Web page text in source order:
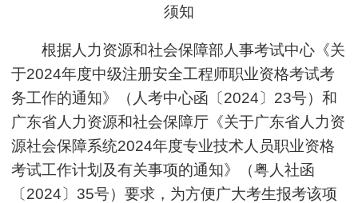
须知
根据人力资源和社会保障部人事考试中心《关
于2024年度中级注册安全工程师职业资格考试考
务工作的通知》（人考中心函〔2024〕23号）和
广东省人力资源和社会保障厅《关于广东省人力资
源社会保障系统2024年度专业技术人员职业资格
考试工作计划及有关事项的通知》（粤人社函
〔2024〕35号）要求，为方便广大考生报考该项